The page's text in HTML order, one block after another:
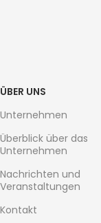
ÜBER UNS
Unternehmen
Überblick über das
Unternehmen
Nachrichten und
Veranstaltungen
Kontakt